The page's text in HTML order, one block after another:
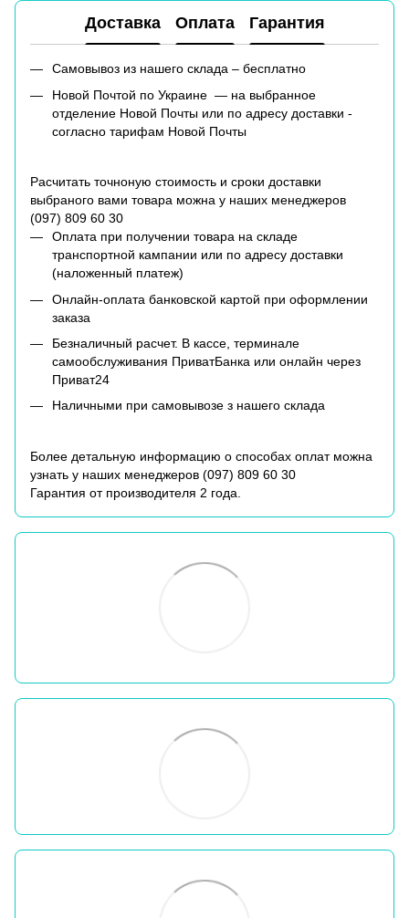
Доставка Оплата Гарантия
Самовывоз из нашего склада – бесплатно
Новой Почтой по Украине — на выбранное
отделение Новой Почты или по адресу доставки -
согласно тарифам Новой Почты
Расчитать точноную стоимость и сроки доставки
выбраного вами товара можна у наших менеджеров
(097) 809 60 30
Оплата при получении товара на складе
транспортной кампании или по адресу доставки
(наложенный платеж)
Онлайн-оплата банковской картой при оформлении
заказа
Безналичный расчет. В кассе, терминале
самообслуживания ПриватБанка или онлайн через
Приват24
Наличными при самовывозе з нашего склада
Более детальную информацию о способах оплат можна
узнать у наших менеджеров (097) 809 60 30
Гарантия от производителя 2 года.